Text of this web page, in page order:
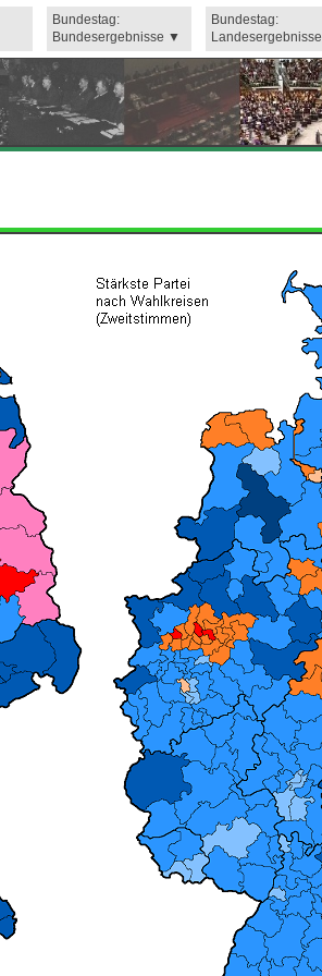
Bundestag:
Bundesergebnisse
Bundestag:
Landesergebnisse